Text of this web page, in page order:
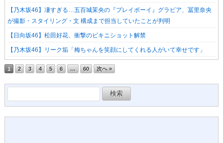
【乃木坂46】凄すぎる…五百城茉央の『プレイボーイ』グラビア、冨里奈央
が撮影・スタイリング・文 構成まで担当していたことが判明
【日向坂46】松田好花、衝撃のビキニショット解禁
【乃木坂46】リーク垢「梅ちゃんを笑顔にしてくれる人がいて幸せです」
1 2 3 4 5 6 … 60 次へ »
索: